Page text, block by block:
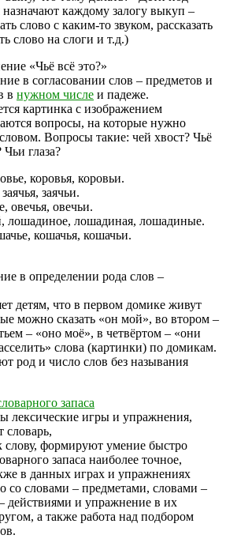
назначают каждому залогу выкуп –
слово с каким-то звуком, рассказать
слово на слоги и т.д.)
«Чьё всё это?»
в согласовании слов – предметов и
в нужном числе и падеже.
картинка с изображением
вопросы, на которые нужно
Вопросы такие: чей хвост? Чьё
Чьи глаза?
коровья, коровьи.
заячьи.
овечья, овечьи.
лошадиная, лошадиные.
кошачья, кошачьи.
в определении рода слов –
детям, что в первом домике живут
можно сказать «он мой», во втором –
– «оно моё», в четвёртом – «они
слова (картинки) по домикам.
род и число слов без называния
запаса
лексические игры и упражнения,
словарь,
слову, формируют умение быстро
запаса наиболее точное,
в данных играх и упражнениях
со словами – предметами, словами –
действиями и упражнение в их
а также работа над подбором